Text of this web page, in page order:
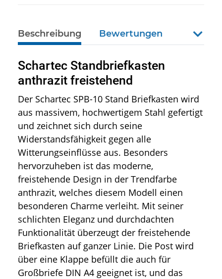
Beschreibung Bewertungen
Schartec Standbriefkasten
anthrazit freistehend
Der Schartec SPB-10 Stand Briefkasten wird
aus massivem, hochwertigem Stahl gefertigt
und zeichnet sich durch seine
Widerstandsfähigkeit gegen alle
Witterungseinflüsse aus. Besonders
hervorzuheben ist das moderne,
freistehende Design in der Trendfarbe
anthrazit, welches diesem Modell einen
besonderen Charme verleiht. Mit seiner
schlichten Eleganz und durchdachten
Funktionalität überzeugt der freistehende
Briefkasten auf ganzer Linie. Die Post wird
über eine Klappe befüllt die auch für
Großbriefe DIN A4 geeignet ist, und das